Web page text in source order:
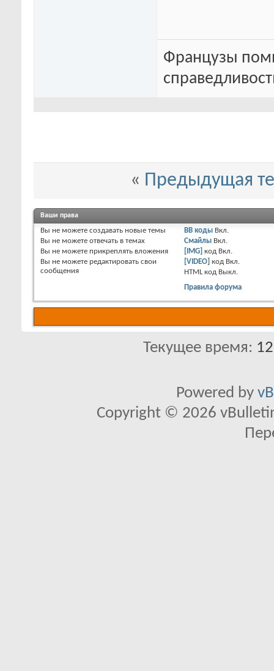
Французы
« Предыдущая
Ваши права
Вы не можете создавать новые темы
Вы не можете отвечать в темах
Вы не можете прикреплять вложения
Вы не можете редактировать свои
сообщения
BB коды Вкл.
Смайлы Вкл.
[IMG] код Вкл.
[VIDEO] код Вкл.
HTML код Выкл.
Правила форума
Текущее время:
Powered by
Copyright © 2026